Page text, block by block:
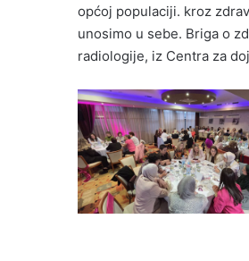
općoj populaciji. kroz
unosimo u sebe. Briga o
radiologije, iz Centra za